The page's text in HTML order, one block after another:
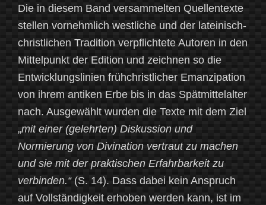
Die in diesem Band versammelten Quellentexte
stellen vornehmlich westliche und der lateinisch-
christlichen Tradition verpflichtete Autoren in den
Mittelpunkt der Edition und zeichnen so die
Entwicklungslinien frühchristlicher Emanzipation
von ihrem antiken Erbe bis in das Spätmittelalter
nach. Ausgewählt wurden die Texte mit dem Ziel
„mit einer (gelehrten) Diskussion und
Normierung von Divination vertraut zu machen
und sie mit der praktischen Erfahrbarkeit zu
verbinden.“(S. 14). Dass dabei kein Anspruch
auf Vollständigkeit erhoben werden kann, ist im